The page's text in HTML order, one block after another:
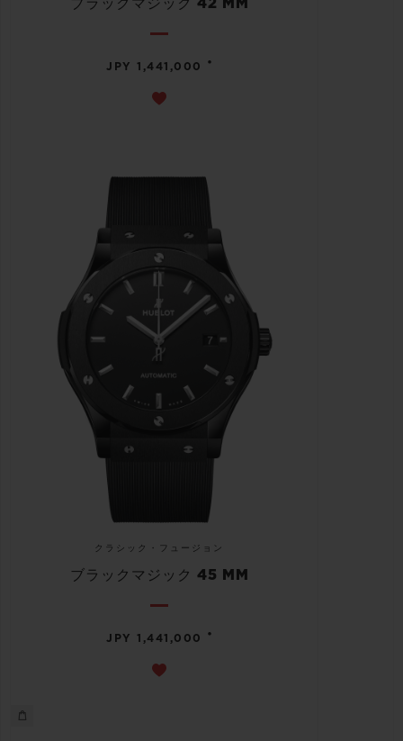
ブラックマジック 42 MM
JPY 1,441,000 •
クラシック・フュージョン
ブラックマジック 45 MM
JPY 1,441,000 •